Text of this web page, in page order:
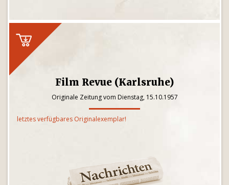
Film Revue (Karlsruhe)
Originale Zeitung vom Dienstag, 15.10.1957
letztes verfügbares Originalexemplar!